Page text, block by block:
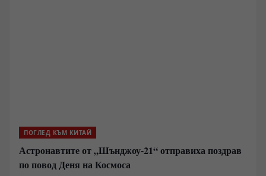
ПОГЛЕД КЪМ КИТАЙ
Астронавтите от „Шънджоу-21“ отправиха поздрав
по повод Деня на Космоса